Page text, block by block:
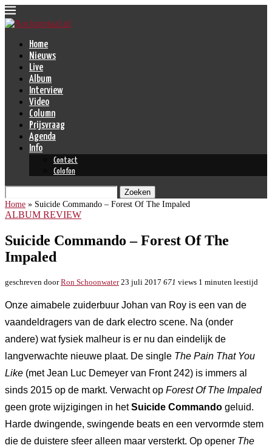
Home
Nieuws
Live
Album
Interview
Video
Column
Prijsvraag
Agenda
Info
Contact
Colofon
Zoeken
Home » Suicide Commando – Forest Of The Impaled
ALBUM REVIEW
Suicide Commando – Forest Of The
Impaled
geschreven doorRon Schoonwater 23 juli 2017 671 views 1 minuten leestijd
Onze aimabele zuiderbuur Johan van Roy is een van de
vaandeldragers van de dark electro scene. Na (onder
andere) wat fysiek malheur is er nu dan eindelijk de
langverwachte nieuwe plaat. De single The Pain That You
Like (met Jean Luc Demeyer van Front 242) is immers al
sinds 2015 op de markt. Verwacht op Forest Of The Impaled
geen grote wijzigingen in hetSuicide Commando geluid.
Harde dwingende, swingende beats en een vervormde stem
die de duistere sfeer alleen maar versterkt. Op opener The